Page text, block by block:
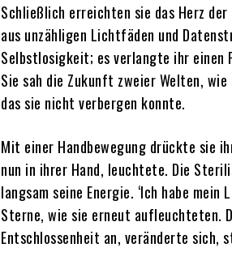
Schließlich erreichten sie das Herz
aus unzähligen Lichtfäden und
Selbstlosigkeit; es verlangte ihr einen
Sie sah die Zukunft zweier Welten,
das sie nicht verbergen konnte.
Mit einer Handbewegung drückte sie
nun in ihrer Hand, leuchtete. Die
langsam seine Energie. ‘Ich habe
Sterne, wie sie erneut aufleuchteten.
Entschlossenheit an, veränderte sich,